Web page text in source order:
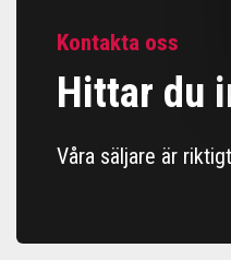
Kontakta oss
Hittar du
Våra säljare är